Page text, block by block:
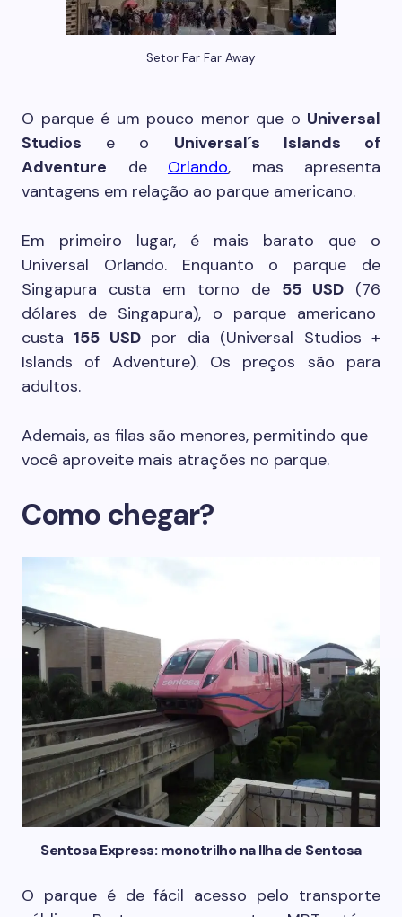
Setor Far Far Away
O parque é um pouco menor que o Universal
Studios e o Universal´s Islands of
Adventure de Orlando, mas apresenta
vantagens em relação ao parque americano.
Em primeiro lugar, é mais barato que o
Universal Orlando. Enquanto o parque de
Singapura custa em torno de 55 USD (76
dólares de Singapura), o parque americano
custa 155 USDpor dia (Universal Studios +
Islands of Adventure). Os preços são para
adultos.
Ademais, as filas são menores, permitindo que
você aproveite mais atrações no parque.
Como chegar?
Sentosa Express: monotrilho na Ilha de Sentosa
O parque é de fácil acesso pelo transporte